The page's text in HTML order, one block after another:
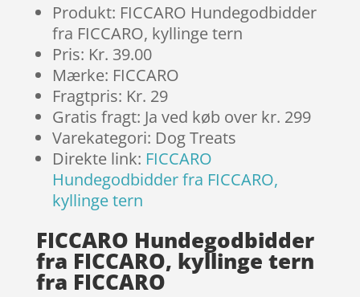
Produkt: FICCARO Hundegodbidder
fra FICCARO, kyllinge tern
Pris: Kr. 39.00
Mærke: FICCARO
Fragtpris: Kr. 29
Gratis fragt: Ja ved køb over kr. 299
Varekategori: Dog Treats
Direkte link: FICCARO
Hundegodbidder fra FICCARO,
kyllinge tern
FICCARO Hundegodbidder
fra FICCARO, kyllinge tern
fra FICCARO